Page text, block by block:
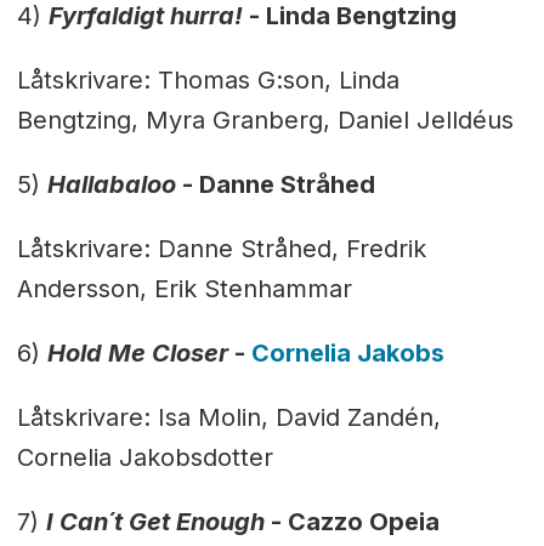
4) Fyrfaldigt hurra! - Linda Bengtzing
Låtskrivare: Thomas G:son, Linda
Bengtzing, Myra Granberg, Daniel Jelldéus
5) Hallabaloo- Danne Stråhed
Låtskrivare: Danne Stråhed, Fredrik
Andersson, Erik Stenhammar
6) Hold Me Closer- Cornelia Jakobs
Låtskrivare: Isa Molin, David Zandén,
Cornelia Jakobsdotter
7) I Can´t Get Enough- Cazzo Opeia